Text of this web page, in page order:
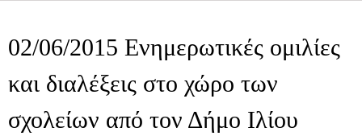
02/06/2015 Ενημερωτικές ομιλίες
και διαλέξεις στο χώρο των
σχολείων από τον Δήμο Ιλίου